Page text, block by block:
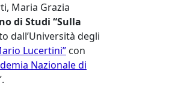
Maria Grazia
di Studi “Sulla
dall’Università degli
Lucertini” con
Nazionale di